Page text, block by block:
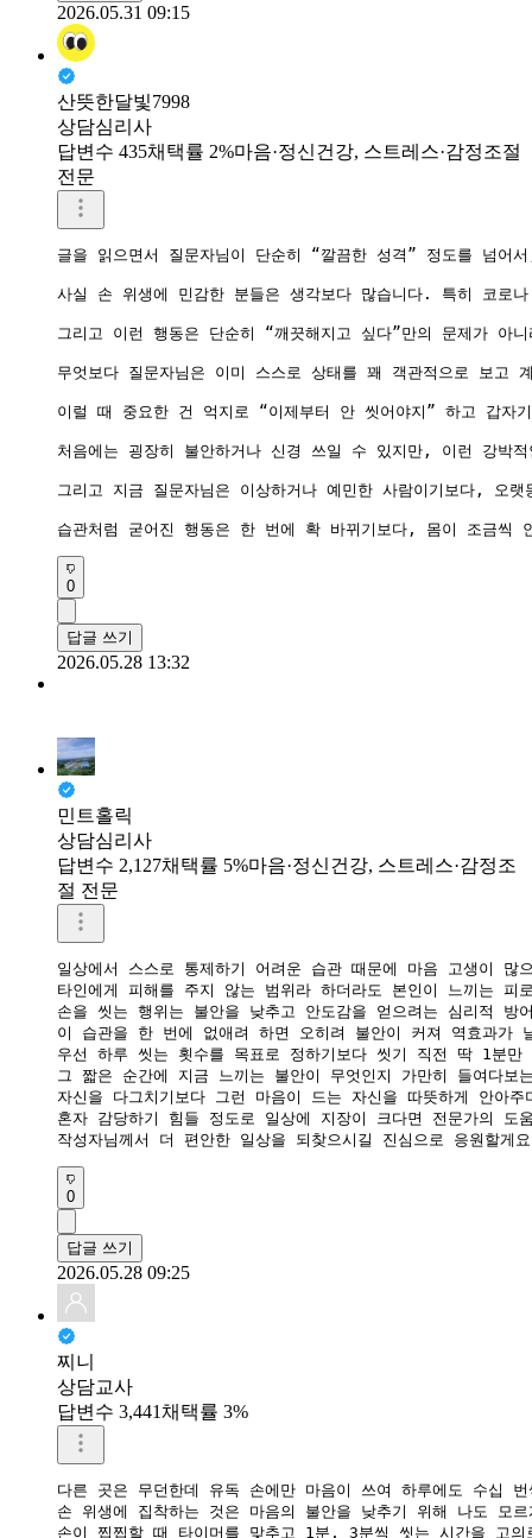
2026.05.31 09:15
산뜻한달빛7998
상담심리사
답변수 435채택률 2%마음·정신건강, 스트레스·감정조절
전문
글을 읽으면서 질문자님이 단순히 “깔끔한 성격” 정도를 넘
사실 손 위생에 민감한 분들은 생각보다 많습니다. 특히 코로
그리고 이런 행동은 단순히 “깨끗해지고 싶다”만의 문제가
무엇보다 질문자님은 이미 스스로 상태를 꽤 객관적으로 보
이럴 때 중요한 건 억지로 “이제부터 안 씻어야지” 하고 갑
처음에는 굉장히 불안하거나 신경 쓰일 수 있지만, 이런 강박
그리고 지금 질문자님은 이상하거나 예민한 사람이기보다, 오
0
답글 쓰기
2026.05.28 13:32
민트홀릭
상담심리사
답변수 2,127채택률 5%마음·정신건강, 스트레스·감정조
절 전문
일상에서 스스로 통제하기 어려운 습관 때문에 마음 고생이 많
타인에게 피해를 주지 않는 범위라 하더라도 본인이 느끼는 피
손을 씻는 행위는 불안을 낮추고 안도감을 얻으려는 심리적 방
이 습관을 한 번에 없애려 하면 오히려 불안이 커져 역효과가
우선 하루 씻는 횟수를 목표로 정하기보다 씻기 직전 딱 1분만
그 짧은 순간에 지금 느끼는 불안이 무엇인지 가만히 들여다보
자신을 다그치기보다 그런 마음이 드는 자신을 따뜻하게 안아
혼자 감당하기 힘들 정도로 일상에 지장이 크다면 전문가의 도
작성자님께서 더 편안한 일상을 되찾으시길 진심으로 응원할게
0
답글 쓰기
2026.05.28 09:25
찌니
상담교사
답변수 3,441 채택률 3%
다른 곳은 무던한데 유독 손에만 마음이 쓰여 하루에도 수십
손 위생에 집착하는 것은 마음의 불안을 낮추기 위해 나도 모
손이 찝찝할 때 타이머를 맞추고 1분, 3분씩 씻는 시간을 고